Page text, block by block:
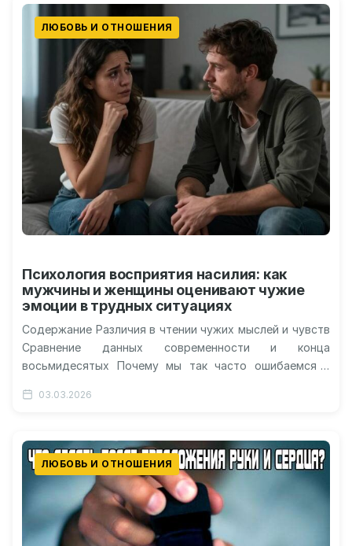
ЛЮБОВЬ И ОТНОШЕНИЯ
Психология восприятия насилия: как
мужчины и женщины оценивают чужие
эмоции в трудных ситуациях
Содержание Различия в чтении чужих мыслей и чувств
Сравнение данных современности и конца
восьмидесятых Почему мы так часто ошибаемся в
03.03.2026
ЛЮБОВЬ И ОТНОШЕНИЯ